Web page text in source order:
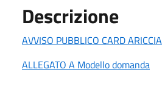
Descrizione
AVVISO PUBBLICO CARD ARICCIA
ALLEGATO A Modello domanda